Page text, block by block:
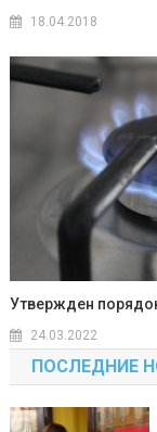
18.04.2018
Утвержден
24.03.2022
ПОСЛЕДНИЕ